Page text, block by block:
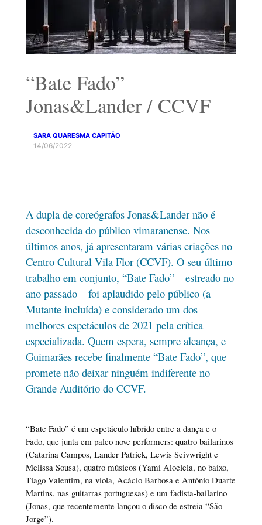
“Bate Fado”
Jonas&Lander / CCVF
SARA QUARESMA CAPITÃO
14/06/2022
A dupla de coreógrafos Jonas&Lander não é
desconhecida do público vimaranense. Nos
últimos anos, já apresentaram várias criações no
Centro Cultural Vila Flor (CCVF). O seu último
trabalho em conjunto, “Bate Fado” – estreado no
ano passado – foi aplaudido pelo público (a
Mutante incluída) e considerado um dos
melhores espetáculos de 2021 pela crítica
especializada. Quem espera, sempre alcança, e
Guimarães recebe finalmente “Bate Fado”, que
promete não deixar ninguém indiferente no
Grande Auditório do CCVF.
“Bate Fado” é um espetáculo híbrido entre a dança e o
Fado, que junta em palco nove performers: quatro bailarinos
(Catarina Campos, Lander Patrick, Lewis Seivwright e
Melissa Sousa), quatro músicos (Yami Aloelela, no baixo,
Tiago Valentim, na viola, Acácio Barbosa e António Duarte
Martins, nas guitarras portuguesas) e um fadista-bailarino
(Jonas, que recentemente lançou o disco de estreia “São
Jorge”).